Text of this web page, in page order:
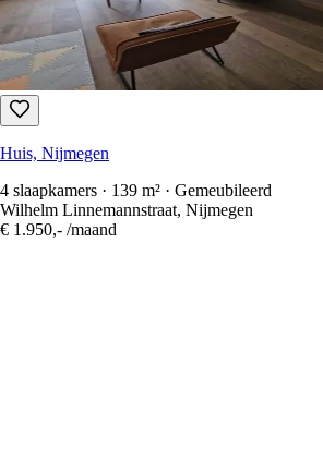
Huis, Nijmegen
4 slaapkamers · 139 m² · Gemeubileerd
Wilhelm Linnemannstraat, Nijmegen
€ 1.950,- /maand